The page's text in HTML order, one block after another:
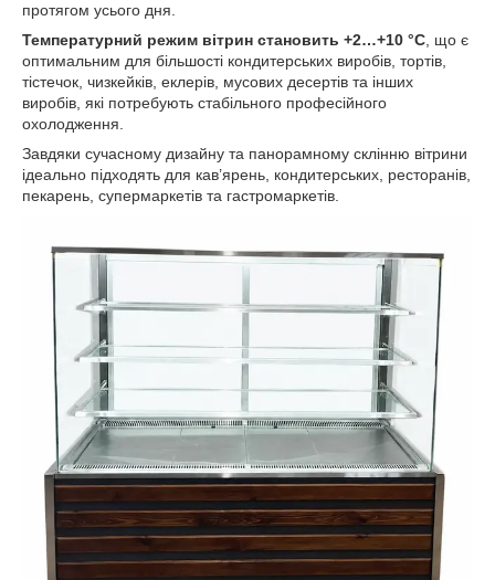
протягом усього дня.
Температурний режим вітрин становить +2…+10 °C, що є
оптимальним для більшості кондитерських виробів, тортів,
тістечок, чизкейків, еклерів, мусових десертів та інших
виробів, які потребують стабільного професійного
охолодження.
Завдяки сучасному дизайну та панорамному склінню вітрини
ідеально підходять для кав’ярень, кондитерських, ресторанів,
пекарень, супермаркетів та гастромаркетів.